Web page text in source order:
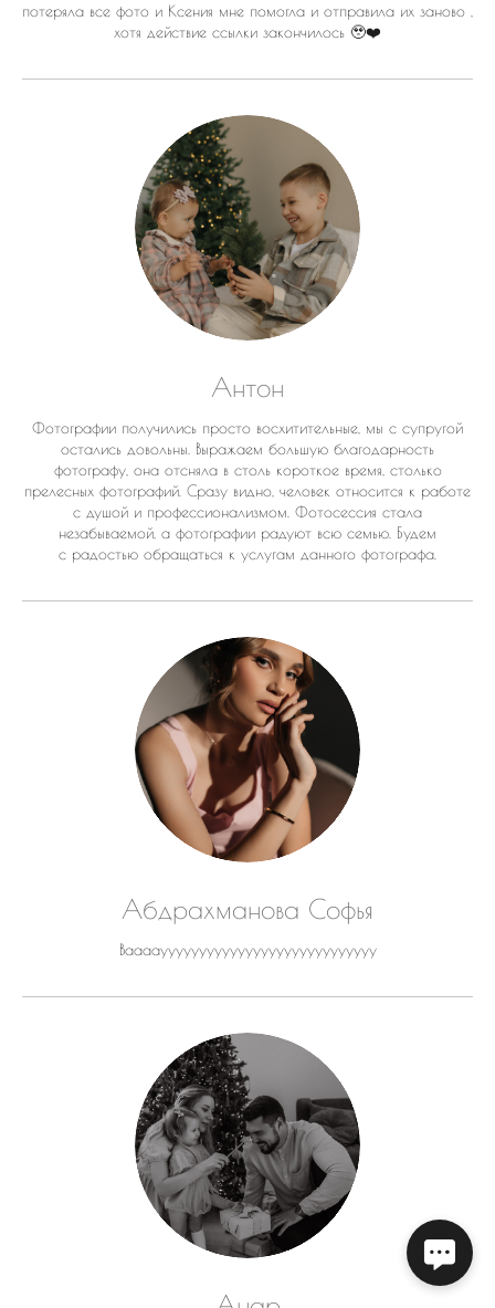
потеряла все фото и Ксения мне помогла и отправила их заново ,
хотя действие ссылки закончилось 🥹❤️
Антон
Фотографии получились просто восхитительные, мы с супругой
остались довольны. Выражаем большую благодарность
фотографу, она отсняла в столь короткое время, столько
прелесных фотографий. Сразу видно, человек относится к работе
с душой и профессионализмом. Фотосессия стала
незабываемой, а фотографии радуют всю семью. Будем
с радостью обращаться к услугам данного фотографа.
Абдрахманова Софья
Ваааауууууууууууууууууууууууууууу